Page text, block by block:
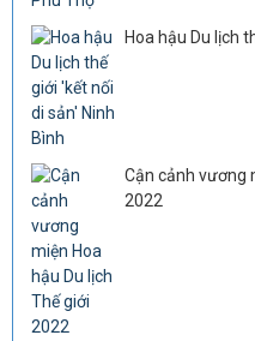
Hoa hậu Du lịch
Cận cảnh vương
2022